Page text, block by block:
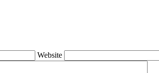
Website